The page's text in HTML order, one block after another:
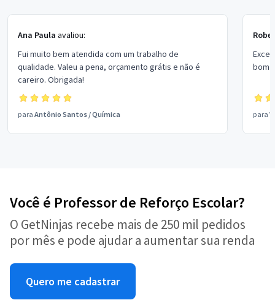
Ana Paula avaliou:
Fui muito bem atendida com um trabalho de
qualidade. Valeu a pena, orçamento grátis e não é
careiro. Obrigada!
para Antônio Santos /Química
bom
para
Você é Professor de Reforço Escolar?
O GetNinjas recebe mais de 250 mil pedidos
por mês e pode ajudar a aumentar sua renda
Quero me cadastrar